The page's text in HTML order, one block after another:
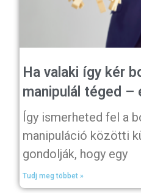
Ha valaki így kér
manipulál téged –
Így ismerheted fel a
manipuláció közötti
gondolják, hogy egy
Tudj meg többet »